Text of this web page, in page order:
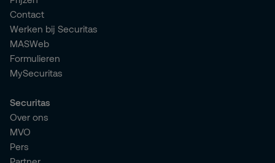
Contact
Werken bij Securitas
MASWeb
Formulieren
MySecuritas
Securitas
Over ons
MVO
Pers